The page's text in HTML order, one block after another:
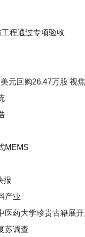
程通过专项验收
元回购26.47万股 视
MEMS
报
产业
药大学珍贵古籍展开
苏调查